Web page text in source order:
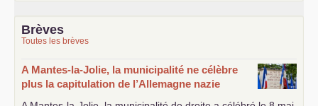
Brèves
Toutes les brèves
A Mantes-la-Jolie, la municipalité ne célèbre
plus la capitulation de l’Allemagne nazie